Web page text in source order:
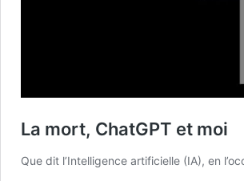
La mort, ChatGPT et moi
Que dit l’Intelligence artificielle (IA), en